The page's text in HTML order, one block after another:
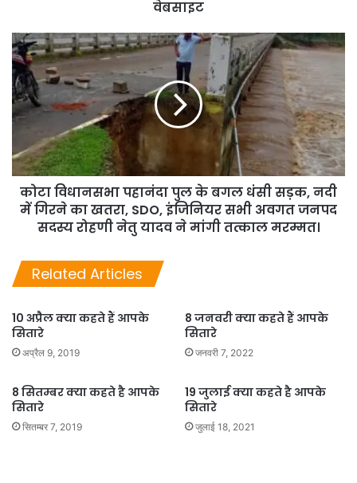
वेबसाइट
कोटा विधानसभा पहानंदा पुल के बगल धंसी सड़क, नदी
में गिरने का खतरा, SDO, इंजिनियर सभी अवगत जनपद
सदस्य रोहणी नेतु यादव ने मांगी तत्काल मरम्मत।
Related Articles
10 अप्रैल क्या कहते हैं आपके
सितारे
अप्रैल 9, 2019
8 जनवरी क्या कहते हैं आपके
सितारे
जनवरी 7, 2022
8 सितम्बर क्या कहते है आपके
सितारे
सितम्बर 7, 2019
19 जुलाई क्या कहते है आपके
सितारे
जुलाई 18, 2021